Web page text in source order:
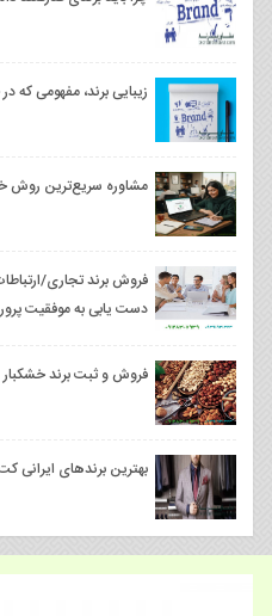
زیبایی برند، مفهومی که
مشاوره سریع‌ترین روش
فروش برند تجاری/
دست‌ یابی به موفقیت
فروش و ثبت برند خشکبار
بهترین برندهای ایرانی